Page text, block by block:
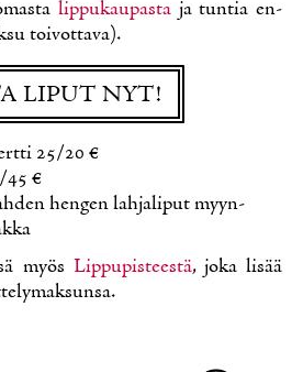
lip­pu­kau­pas­taja tun­tia en­
toi­vot­ta­va).
LI­PUT NYT!
25/20 €
45 €
hen­gen lah­ja­li­put myyn­
myös Lip­pu­pis­tees­tä, jo­ka li­sää